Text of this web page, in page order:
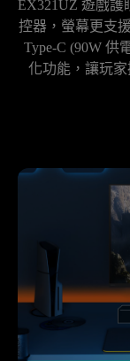
EX321UZ 遊戲護
控器，螢幕更支
Type-C (90W 供
化功能，讓玩